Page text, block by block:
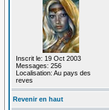
Inscrit le: 19 Oct 2003
Messages: 256
Localisation: Au pays des
reves
Revenir en haut